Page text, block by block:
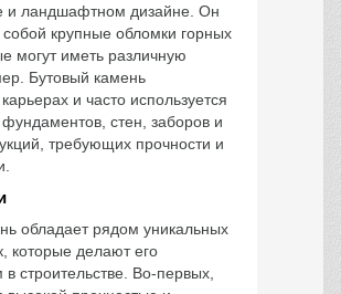
и ландшафтном дизайне. Он
собой крупные обломки горных
могут иметь различную
Бутовый камень
и часто используется
стен, заборов и
требующих прочности и
обладает рядом уникальных
которые делают его
строительстве. Во-первых,